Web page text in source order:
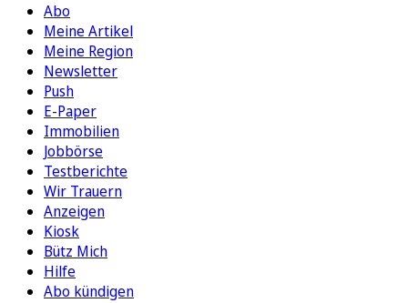
Abo
Meine Artikel
Meine Region
Newsletter
Push
E-Paper
Immobilien
Jobbörse
Testberichte
Wir Trauern
Anzeigen
Kiosk
Bütz Mich
Hilfe
Abo kündigen